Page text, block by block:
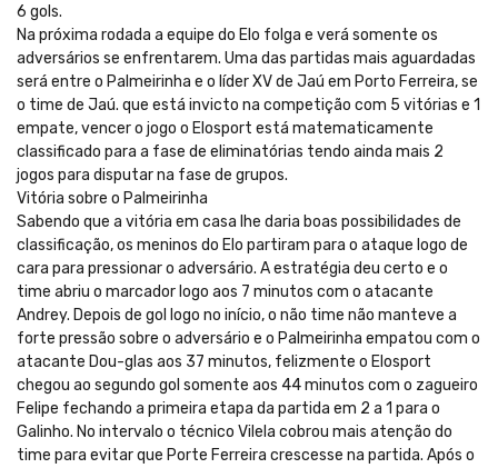
6 gols.
Na próxima rodada a equipe do Elo folga e verá somente os
adversários se enfrentarem. Uma das partidas mais aguardadas
será entre o Palmeirinha e o líder XV de Jaú em Porto Ferreira, se
o time de Jaú. que está invicto na competição com 5 vitórias e 1
empate, vencer o jogo o Elosport está matematicamente
classificado para a fase de eliminatórias tendo ainda mais 2
jogos para disputar na fase de grupos.
Vitória sobre o Palmeirinha
Sabendo que a vitória em casa lhe daria boas possibilidades de
classificação, os meninos do Elo partiram para o ataque logo de
cara para pressionar o adversário. A estratégia deu certo e o
time abriu o marcador logo aos 7 minutos com o atacante
Andrey. Depois de gol logo no início, o não time não manteve a
forte pressão sobre o adversário e o Palmeirinha empatou com o
atacante Dou-glas aos 37 minutos, felizmente o Elosport
chegou ao segundo gol somente aos 44 minutos com o zagueiro
Felipe fechando a primeira etapa da partida em 2 a 1 para o
Galinho. No intervalo o técnico Vilela cobrou mais atenção do
time para evitar que Porte Ferreira crescesse na partida. Após o